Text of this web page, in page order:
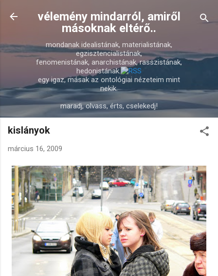
Ugrás a fő tartalomra
vélemény mindarról, amiről
másoknak eltérő..
mondanak idealistának, materialistának,
egzisztencialistának,
fenomenistának, anarchistának, rasszistának,
hedonistának.
egy igaz, másak az ontológiai nézeteim mint
nekik.
maradj, olvass, érts, cselekedj!
kislányok
március 16, 2009